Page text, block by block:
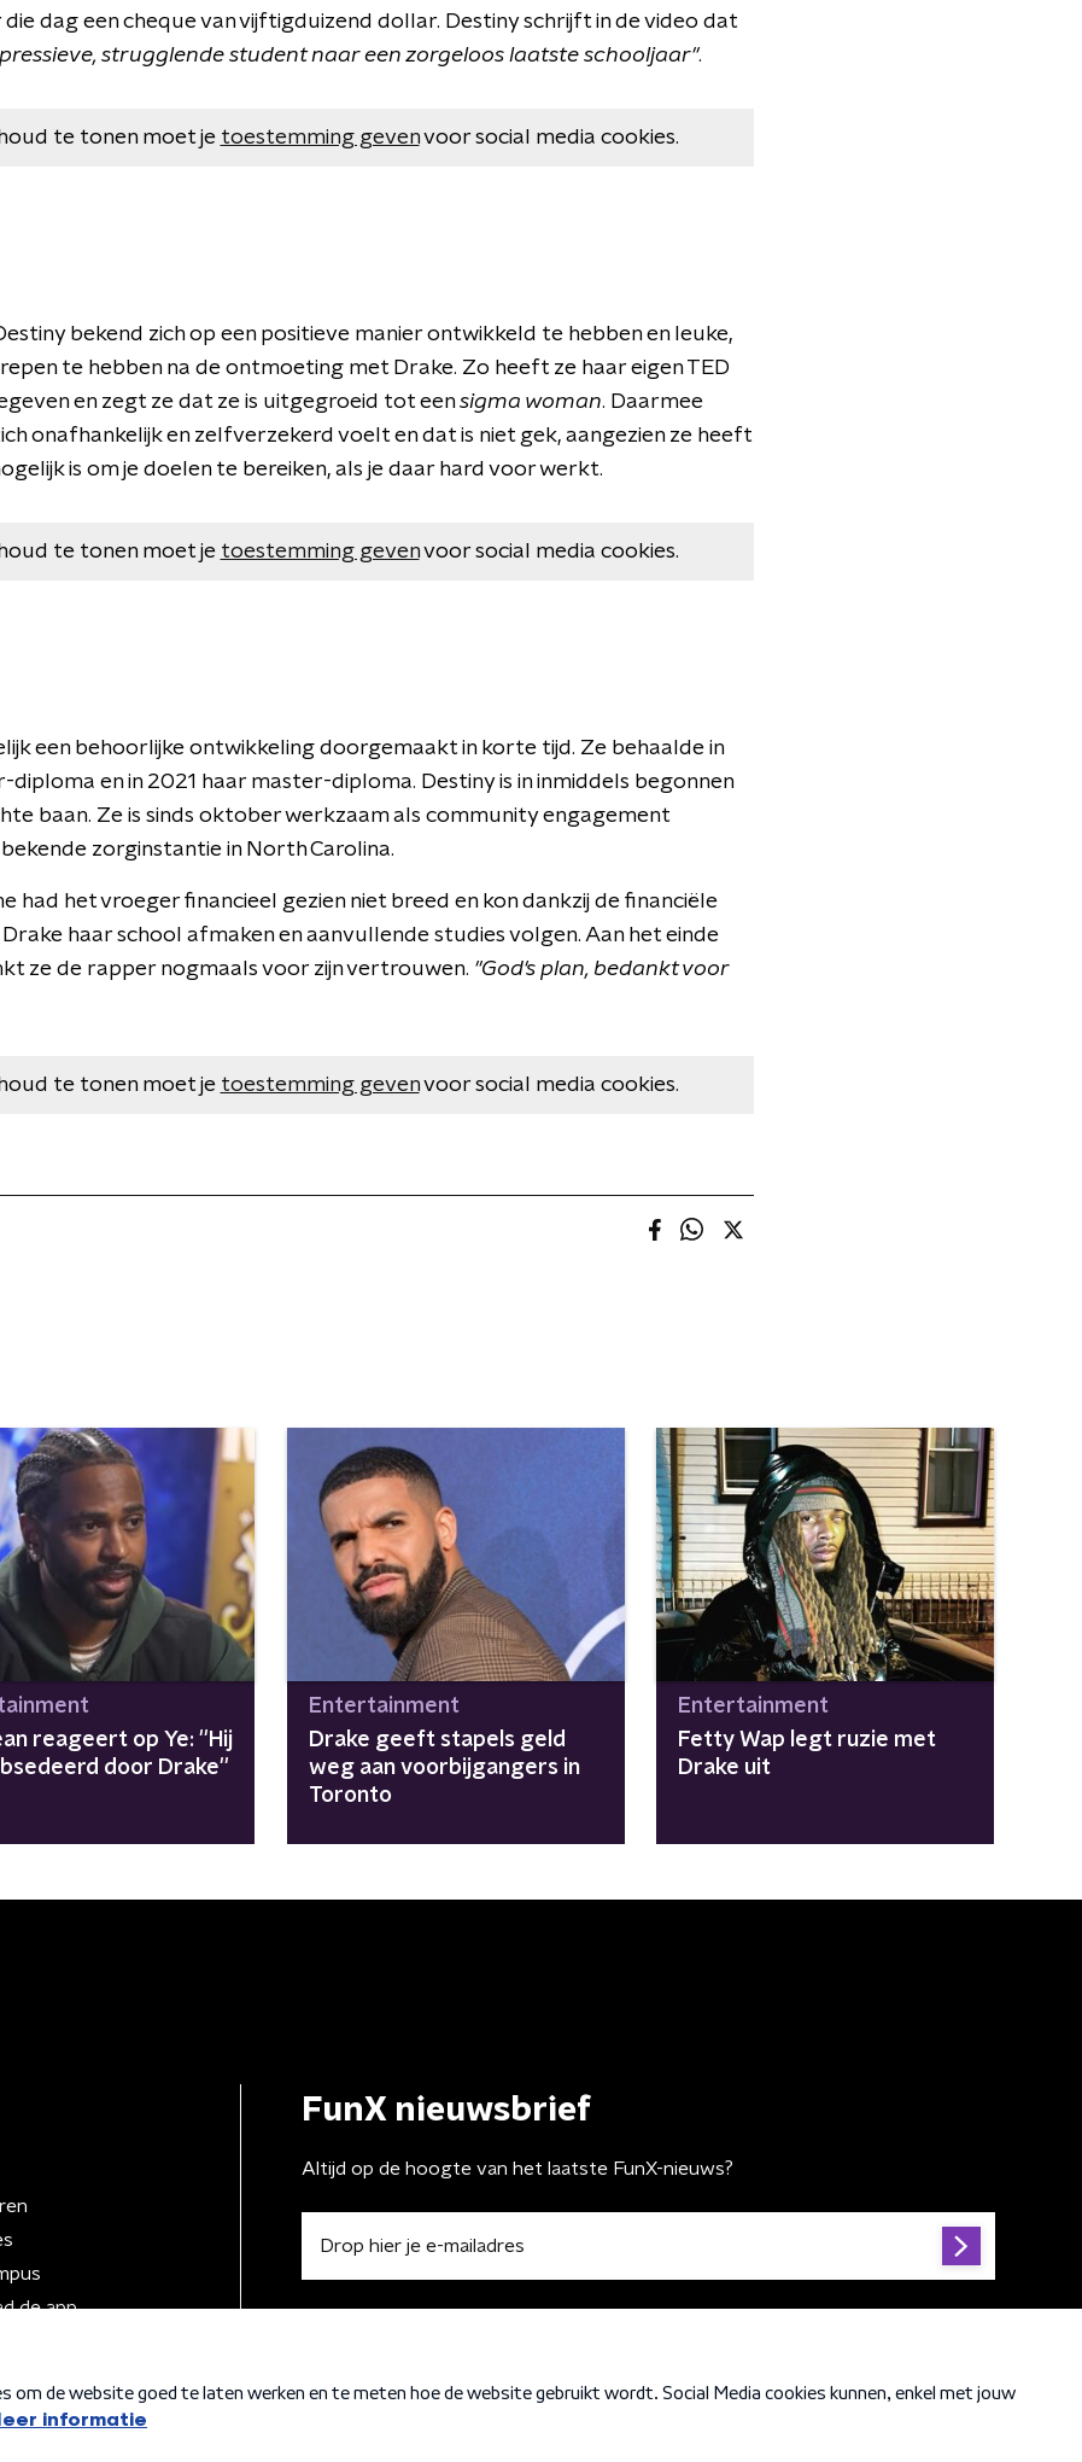
dag een cheque van vijftigduizend dollar. Destiny schrijft in de video dat
strugglende student naar een zorgeloos laatste schooljaar''.
te tonen moet je toestemming gevenvoor social media cookies.
bekend zich op een positieve manier ontwikkeld te hebben en leuke,
te hebben na de ontmoeting met Drake. Zo heeft ze haar eigen TED
en zegt ze dat ze is uitgegroeid tot eensigma woman. Daarmee
onafhankelijk en zelfverzekerd voelt en dat is niet gek, aangezien ze heeft
is om je doelen te bereiken, als je daar hard voor werkt.
te tonen moet je toestemming gevenvoor social media cookies.
een behoorlijke ontwikkeling doorgemaakt in korte tijd. Ze behaalde in
diploma en in 2021 haar master-diploma. Destiny is in inmiddels begonnen
baan. Ze is sinds oktober werkzaam als community engagement
zorginstantie in North Carolina.
had het vroeger financieel gezien niet breed en kon dankzij de financiële
haar school afmaken en aanvullende studies volgen. Aan het einde
ze de rapper nogmaals voor zijn vertrouwen. ''God's plan, bedankt voor
te tonen moet je toestemming gevenvoor social media cookies.
reageert op Ye: ''Hij
door Drake''
Entertainment
Drake geeft stapels geld
weg aan voorbijgangers in
Toronto
Entertainment
Fetty Wap legt ruzie met
Drake uit
de app
FunX nieuwsbrief
Altijd op de hoogte van het laatste FunX-nieuws?